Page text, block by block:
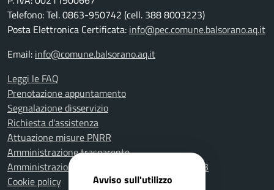
Telefono: Tel. 0863-950742 (cell. 388 8003223)
Posta Elettronica Certificata: info@pec.comune.balsorano.aq.it
Email: info@comune.balsorano.aq.it
Leggi le FAQ
Prenotazione appuntamento
Segnalazione disservizio
Richiesta d'assistenza
Attuazione misure PNRR
Amministrazione trasparente
Amministrazione Trasparente fino al 31.12.2023
Cookie policy
Avviso sull'utilizzo